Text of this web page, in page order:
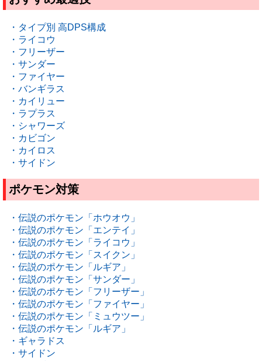
・タイプ別 高DPS構成
・ライコウ
・フリーザー
・サンダー
・ファイヤー
・バンギラス
・カイリュー
・ラプラス
・シャワーズ
・カビゴン
・カイロス
・サイドン
ポケモン対策
・伝説のポケモン「ホウオウ」
・伝説のポケモン「エンテイ」
・伝説のポケモン「ライコウ」
・伝説のポケモン「スイクン」
・伝説のポケモン「ルギア」
・伝説のポケモン「サンダー」
・伝説のポケモン「フリーザー」
・伝説のポケモン「ファイヤー」
・伝説のポケモン「ミュウツー」
・伝説のポケモン「ルギア」
・ギャラドス
・サイドン